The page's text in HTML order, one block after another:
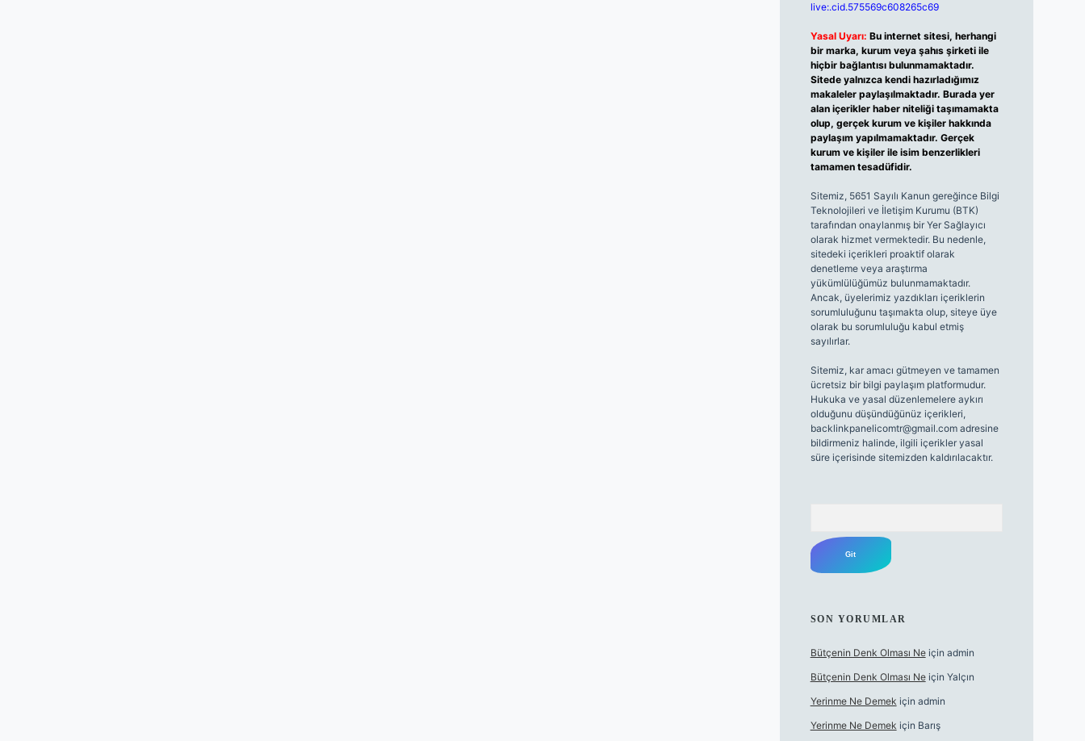
live:.cid.575569c608265c69
Yasal Uyarı: Bu internet sitesi, herhangi
bir marka, kurum veya şahıs şirketi ile
hiçbir bağlantısı bulunmamaktadır.
Sitede yalnızca kendi hazırladığımız
makaleler paylaşılmaktadır. Burada yer
alan içerikler haber niteliği taşımamakta
olup, gerçek kurum ve kişiler hakkında
paylaşım yapılmamaktadır. Gerçek
kurum ve kişiler ile isim benzerlikleri
tamamen tesadüfidir.
Sitemiz, 5651 Sayılı Kanun gereğince Bilgi
Teknolojileri ve İletişim Kurumu (BTK)
tarafından onaylanmış bir Yer Sağlayıcı
olarak hizmet vermektedir. Bu nedenle,
sitedeki içerikleri proaktif olarak
denetleme veya araştırma
yükümlülüğümüz bulunmamaktadır.
Ancak, üyelerimiz yazdıkları içeriklerin
sorumluluğunu taşımakta olup, siteye üye
olarak bu sorumluluğu kabul etmiş
sayılırlar.
Sitemiz, kar amacı gütmeyen ve tamamen
ücretsiz bir bilgi paylaşım platformudur.
Hukuka ve yasal düzenlemelere aykırı
olduğunu düşündüğünüz içerikleri,
backlinkpanelicomtr@gmail.comadresine
bildirmeniz halinde, ilgili içerikler yasal
süre içerisinde sitemizden kaldırılacaktır.
SON YORUMLAR
Bütçenin Denk Olması Neiçin admin
Bütçenin Denk Olması Neiçin Yalçın
Yerinme Ne Demek için admin
Yerinme Ne Demek için Barış